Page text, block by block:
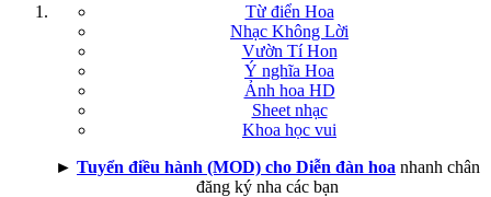
Từ điển Hoa
Nhạc Không Lời
Vườn Tí Hon
Ý nghĩa Hoa
Ảnh hoa HD
Sheet nhạc
Khoa học vui
► Tuyển điều hành (MOD) cho Diễn đàn hoa nhanh chân
đăng ký nha các bạn